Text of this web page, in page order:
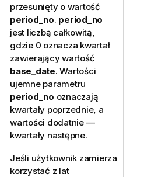
przesunięty o wartość
period_no. period_no
jest liczbą całkowitą,
gdzie 0 oznacza kwartał
zawierający wartość
base_date. Wartości
ujemne parametru
period_no oznaczają
kwartały poprzednie, a
wartości dodatnie —
kwartały następne.
Jeśli użytkownik zamierza
korzystać z lat